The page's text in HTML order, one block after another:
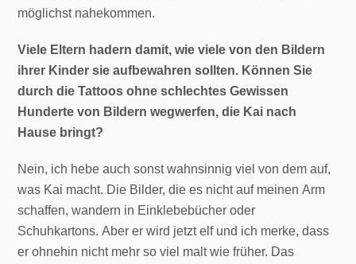
möglichst nahekommen.
Viele Eltern hadern damit, wie viele von den Bildern
ihrer Kinder sie aufbewahren sollten. Können Sie
durch die Tattoos ohne schlechtes Gewissen
Hunderte von Bildern wegwerfen, die Kai nach
Hause bringt?
Nein, ich hebe auch sonst wahnsinnig viel von dem auf,
was Kai macht. Die Bilder, die es nicht auf meinen Arm
schaffen, wandern in Einklebebücher oder
Schuhkartons. Aber er wird jetzt elf und ich merke, dass
er ohnehin nicht mehr so viel malt wie früher. Das